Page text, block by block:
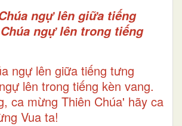
ngự lên giữa tiếng
ngự lên trong tiếng
ngự lên giữa tiếng tưng
lên trong tiếng kèn vang.
ca mừng Thiên Chúa' hãy ca
Vua ta!